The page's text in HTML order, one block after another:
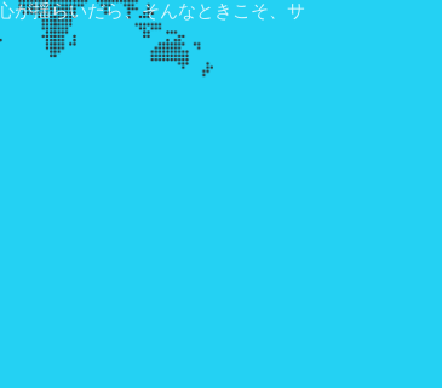
が揺らいだら、そんなときこそ、サ